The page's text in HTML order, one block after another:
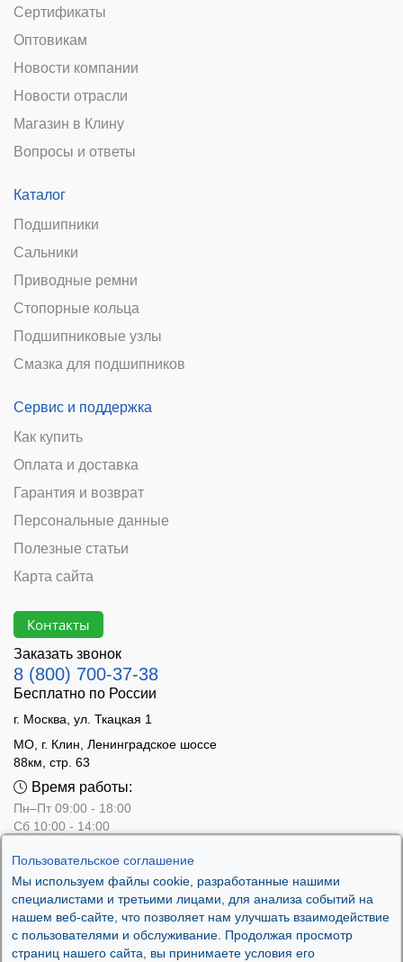
Пользовательское соглашение
Мы используем файлы cookie, разработанные нашими
специалистами и третьими лицами, для анализа событий на
нашем веб-сайте, что позволяет нам улучшать взаимодействие
с пользователями и обслуживание. Продолжая просмотр
страниц нашего сайта, вы принимаете условия его
Сертификаты
Оптовикам
Новости компании
Новости отрасли
Магазин в Клину
Вопросы и ответы
Каталог
Подшипники
Сальники
Приводные ремни
Стопорные кольца
Подшипниковые узлы
Смазка для подшипников
Сервис и поддержка
Как купить
Оплата и доставка
Гарантия и возврат
Персональные данные
Полезные статьи
Карта сайта
Контакты
Заказать звонок
8 (800) 700-37-38
Бесплатно по России
г. Москва, ул. Ткацкая 1
МО, г. Клин, Ленинградское шоссе
88км, стр. 63
Время работы:
Пн–Пт 09:00 - 18:00
Сб 10:00 - 14:00